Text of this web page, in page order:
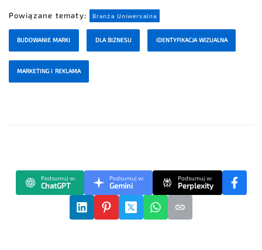
Powiązane tematy: Branża Uniwersalna
BUDOWANIE MARKI DLA BIZNESU IDENTYFIKACJA WIZUALNA
MARKETING I REKLAMA
Podsumuj w:
ChatGPT
Podsumuj w:
Gemini
Podsumuj w:
Perplexity